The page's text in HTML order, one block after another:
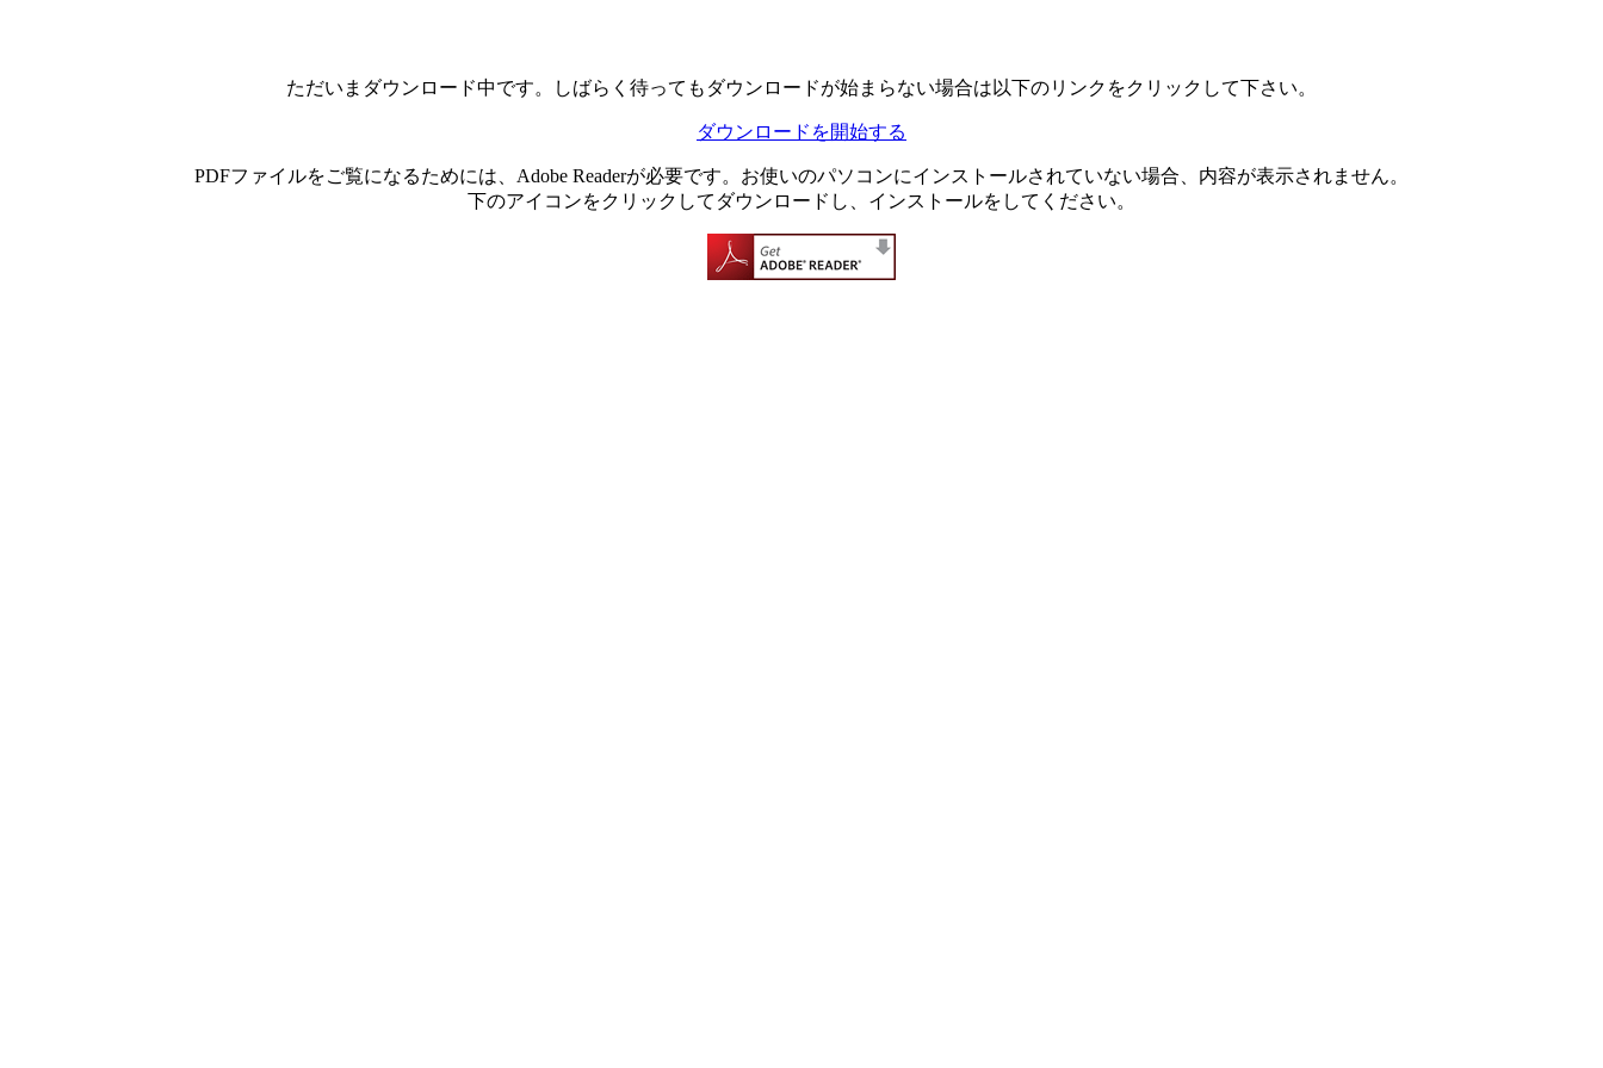
ただいまダウンロード中です。しばらく待ってもダウンロードが始まらない場合は以下のリンクをクリックして下さい。
ダウンロードを開始する
PDFファイルをご覧になるためには、Adobe Readerが必要です。お使いのパソコンにインストールされていない場合、内容が表示されません。
下のアイコンをクリックしてダウンロードし、インストールをしてください。